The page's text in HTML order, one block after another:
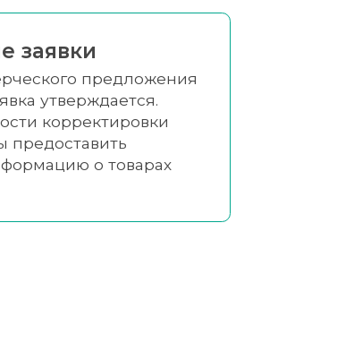
заявки
предложения
утверждается.
корректировки
предоставить
о товарах